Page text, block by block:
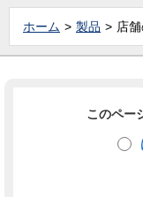
ホーム 製品 店
このペー